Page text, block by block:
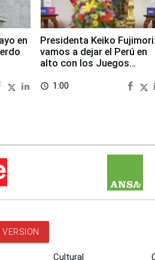
en
Presidenta Keiko Fujimori:
vamos a dejar el Perú en
alto con los Juegos
access_time 1:00
Cultural